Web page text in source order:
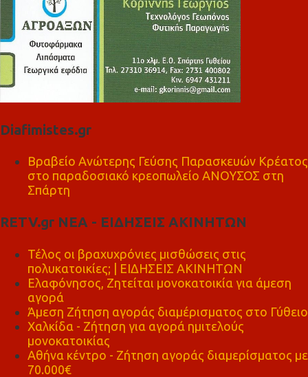
Diafimistes.gr
Βραβείο Ανώτερης Γεύσης Παρασκευών Κρέατος
στο παραδοσιακό κρεοπωλείο ΑΝΟΥΣΟΣ στη
Σπάρτη
RETV.gr ΝΕΑ - ΕΙΔΗΣΕΙΣ ΑΚΙΝΗΤΩΝ
Τέλος οι βραχυχρόνιες μισθώσεις στις
πολυκατοικίες; | ΕΙΔΗΣΕΙΣ ΑΚΙΝΗΤΩΝ
Ελαφόνησος, Ζητείται μονοκατοικία για άμεση
αγορά
Άμεση Ζήτηση αγοράς διαμέρισματος στο Γύθειο
Χαλκίδα - Ζήτηση για αγορά ημιτελούς
μονοκατοικίας
Αθήνα κέντρο - Ζήτηση αγοράς διαμερίσματος με
70.000€